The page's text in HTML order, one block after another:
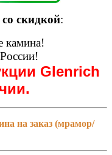
скидкой:
камина!
Glenrich
на заказ (мрамор/